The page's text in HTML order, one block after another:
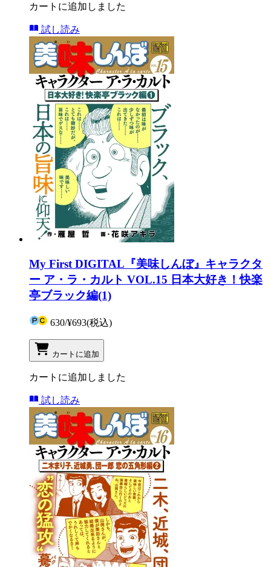
カートに追加しました
試し読み
My First DIGITAL『美味しんぼ』キャラクタ
ー ア・ラ・カルト VOL.15 日本大好き！快楽
亭ブラック編(1)
630/¥693(税込)
カートに追加
カートに追加しました
試し読み